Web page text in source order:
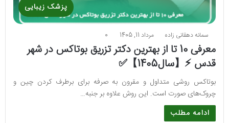
پزشک زیبایی
سمانه دهقانی زاده مرداد 11, 1405 0
معرفی 10 تا از بهترین دکتر تزریق بوتاکس در شهر
قدس ⚡️【سال1405】✅
بوتاکس روشی متداول و مقرون به صرفه برای برطرف کردن چین و
چروک‌های صورت است. این روش علاوه بر جنبه…
ادامه مطلب